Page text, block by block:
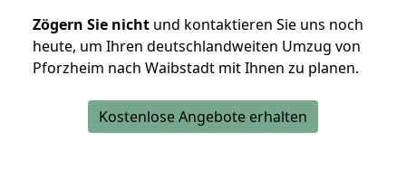
Zögern Sie nicht und kontaktieren Sie uns noch
heute, um Ihren deutschlandweiten Umzug von
Pforzheim nach Waibstadt mit Ihnen zu planen.
Kostenlose Angebote erhalten